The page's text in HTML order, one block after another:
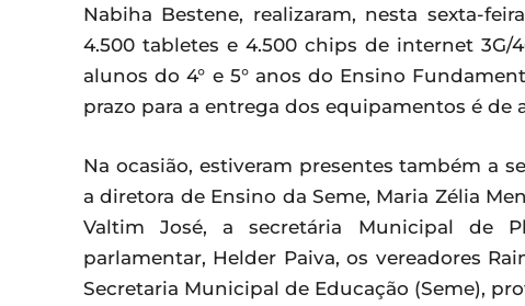
Nabiha Bestene, realizaram, nesta sexta-
4.500 tabletes e 4.500 chips de internet
alunos do 4° e 5° anos do Ensino
prazo para a entrega dos equipamentos é de
Na ocasião, estiveram presentes também a
a diretora de Ensino da Seme, Maria Zélia
Valtim José, a secretária Municipal de
parlamentar, Helder Paiva, os vereadores
Secretaria Municipal de Educação (Seme),